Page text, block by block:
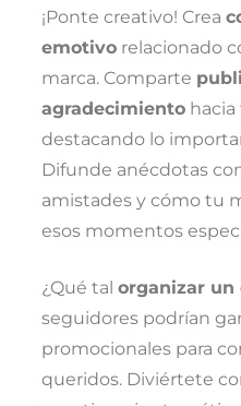
¡Ponte creativo! Crea
emotivo relacionado
marca. Comparte
agradecimiento
destacando lo
Difunde anécdotas
amistades y cómo tu
esos momentos
¿Qué tal organizar un
seguidores podrían
promocionales para
queridos. Diviértete